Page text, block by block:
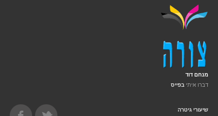
מנחם דוד
דברו איתי בפייס
שיעורי גיטרה